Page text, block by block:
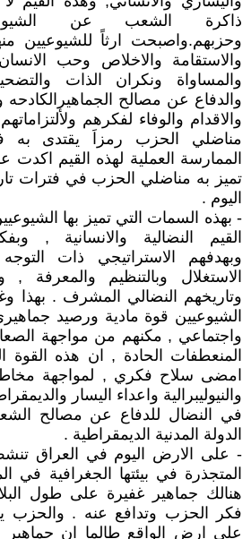
ذاكرة الشعب عن
وحزبهم.واصبحت ارثاً للشيوعيين
والاستقامة والاخلاص وحب
والمساواة ونكران الذات
والدفاع عن مصالح الجماهيرالكادحه
والاقدام والوفاء لفكرهم
مناضلي الحزب رمزاَ يقتدى به
الممارسة العملية لهذه القيم اكدت
تميز به مناضلي الحزب في فترات
اليوم .
- بهذه السمات التي تميز بها
القيم النضالية والانسانية ,
وبهدفهم الاستراتيجي ذات التوجه
الاستغلال وبالتنظيم والمعرفة ,
وتاريخهم النضالي المشرف . بهذا
الشيوعيين قوة مادية ورصيد
واجتماعي , مكنهم من مواجهة
المنعطفات الحادة , ان هذه القوة
امضى سلاح فكري , لمواجهة
والنيوليبرالية واعداء اليسار
في النضال للدفاع عن مصالح
الدولة المدنية الديمقراطية .
- على الارض اليوم في العراق
المتجذرة في بيئتها الجغرافية في
هنالك جماهير غفيرة على طول
فكر الحزب وتدافع عنه . والحزب
على ارض الواقع طالما ان